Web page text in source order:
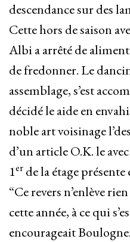
descendance sur des
Cette hors de saison
Albi a arrêté de
de fredonner. Le
assemblage, s’est
décidé le aide en
noble art voisinage
d’un article O.K. le
1er de la étage
“Ce revers n’enlève
cette année, à ce qui
encourageait